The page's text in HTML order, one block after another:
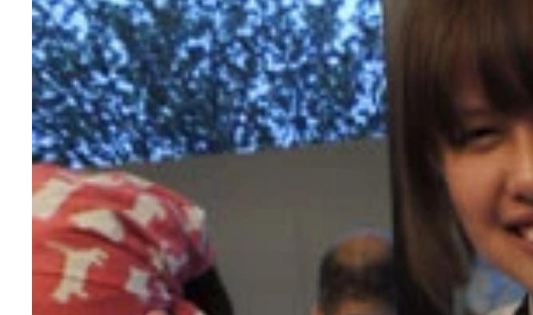
長丁場に耐えるため軽量化を図ったタックル
暖かくなってきたこの時期、大海原でする釣りが恋しい……
エサに使う１５ｃｍ前後の中葉イワシ